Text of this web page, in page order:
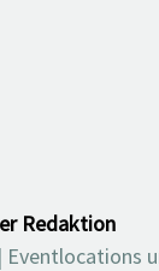
Redaktion
| Eventlocations